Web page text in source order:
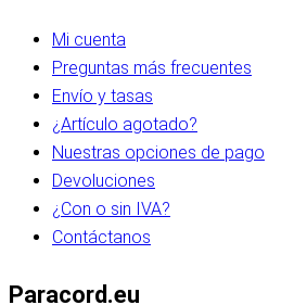
Mi cuenta
Preguntas más frecuentes
Envío y tasas
¿Artículo agotado?
Nuestras opciones de pago
Devoluciones
¿Con o sin IVA?
Contáctanos
Paracord.eu